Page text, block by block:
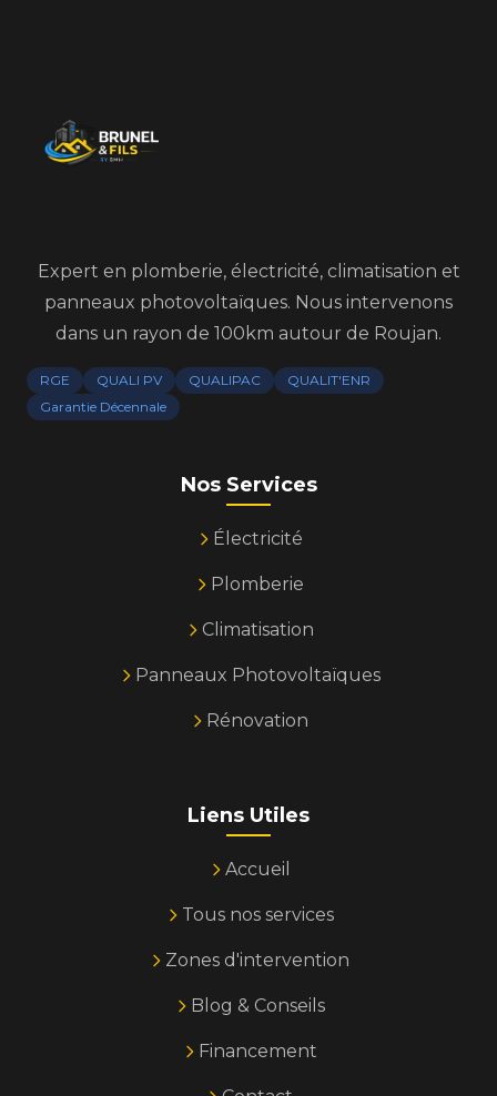
Expert en plomberie, électricité, climatisation et
panneaux photovoltaïques. Nous intervenons
dans un rayon de 100km autour de Roujan.
RGE QUALI PV QUALIPAC
QUALIT'ENR
Garantie Décennale
Nos Services
Électricité
Plomberie
Climatisation
Panneaux Photovoltaïques
Rénovation
Liens Utiles
Accueil
Tous nos services
Zones d'intervention
Blog & Conseils
Financement